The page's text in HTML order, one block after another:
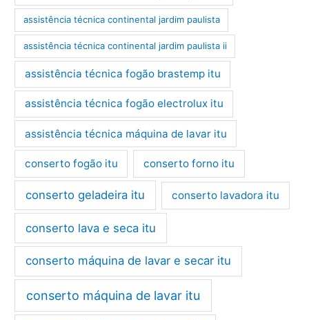
assistência técnica continental jardim paulista
assistência técnica continental jardim paulista ii
assistência técnica fogão brastemp itu
assistência técnica fogão electrolux itu
assistência técnica máquina de lavar itu
conserto fogão itu conserto forno itu
conserto geladeira itu conserto lavadora itu
conserto lava e seca itu
conserto máquina de lavar e secar itu
conserto máquina de lavar itu